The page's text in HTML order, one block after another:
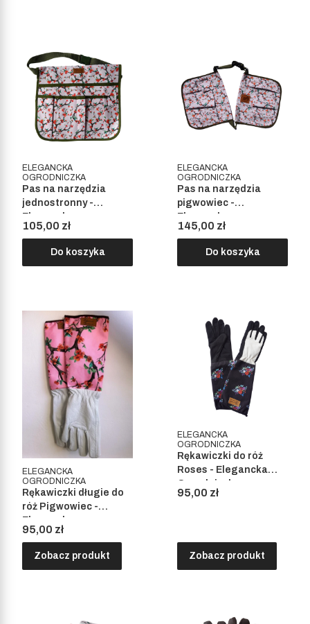
ELEGANCKA
OGRODNICZKA
Pas na narzędzia
jednostronny -
Elegancka
Ogrodniczka
Cena
105,00 zł
Do koszyka
ELEGANCKA
OGRODNICZKA
Pas na narzędzia
pigwowiec -
Elegancka
Ogrodniczka
Cena
145,00 zł
Do koszyka
ELEGANCKA
OGRODNICZKA
Rękawiczki długie do
róż Pigwowiec -
Elegancka
Ogrodniczka
Cena
95,00 zł
Zobacz produkt
ELEGANCKA
OGRODNICZKA
Rękawiczki do róż
Roses - Elegancka
Ogrodniczka
Cena
95,00 zł
Zobacz produkt